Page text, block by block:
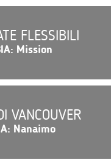
FLESSIBILI
Mission
VANCOUVER
Nanaimo